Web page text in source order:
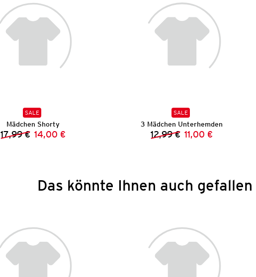
SALE
Mädchen Shorty
Vorheriger Preis:
17,99 € Neuer Preis:
14,00 €
SALE
3 Mädchen Unterhemden
Vorheriger Preis:
12,99 € Neuer Preis:
11,00 €
Das könnte Ihnen auch gefallen